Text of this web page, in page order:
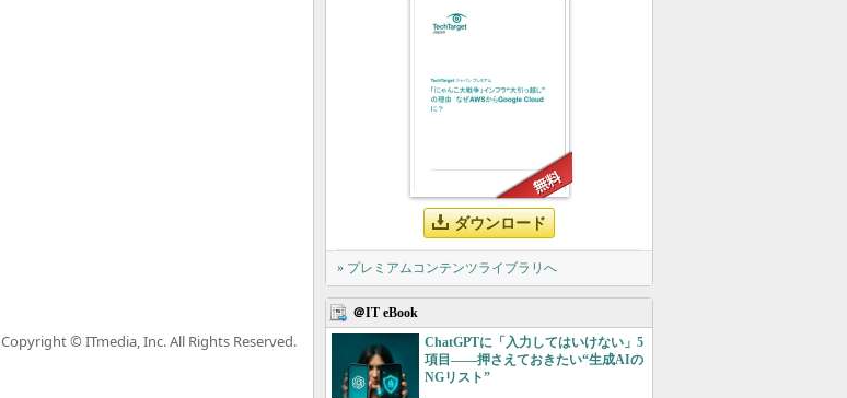
Copyright © ITmedia, Inc. All Rights Reserved.
ダウンロード
» プレミアムコンテンツライブラリへ
＠IT eBook
ChatGPTに「入力してはいけない」5
項目――押さえておきたい“生成AIの
NGリスト”